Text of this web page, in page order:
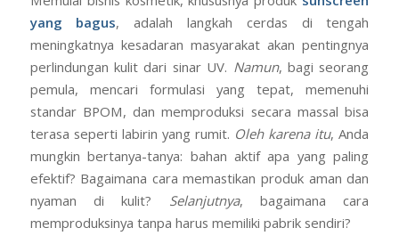
Pendahuluan
Memulai bisnis kosmetik, khususnya produksunscreen
yang bagus, adalah langkah cerdas di tengah
meningkatnya kesadaran masyarakat akan pentingnya
perlindungan kulit dari sinar UV.Namun, bagi seorang
pemula, mencari formulasi yang tepat, memenuhi
standar BPOM, dan memproduksi secara massal bisa
terasa seperti labirin yang rumit.Oleh karena itu, Anda
mungkin bertanya-tanya: bahan aktif apa yang paling
efektif? Bagaimana cara memastikan produk aman dan